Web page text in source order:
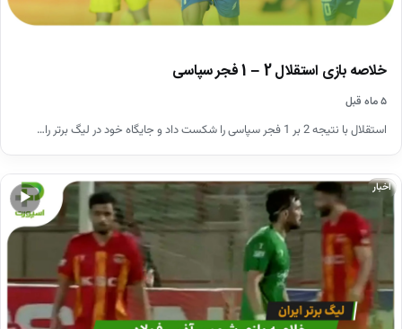
خلاصه بازی استقلال 2 – 1 فجر سپاسی
۵ ماه قبل
استقلال با نتیجه 2 بر 1 فجر سپاسی را شکست داد و جایگاه خود در لیگ برتر را…
▶
اخبار